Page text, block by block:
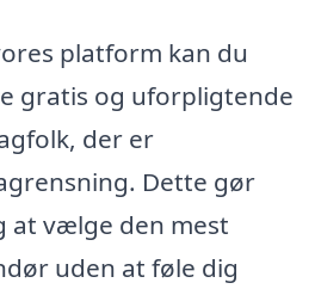
platform kan du
gratis og uforpligtende
der er
Dette gør
at vælge den mest
uden at føle dig